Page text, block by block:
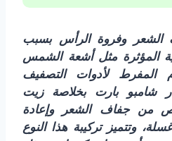
الشعر وفروة الرأس بسبب
المؤثرة مثل أشعة الشمس
المفرط لأدوات التصفيف
شامبو بارت بخلاصة زيت
من جفاف الشعر وإعادة
وتتميز تركيبة هذا النوع